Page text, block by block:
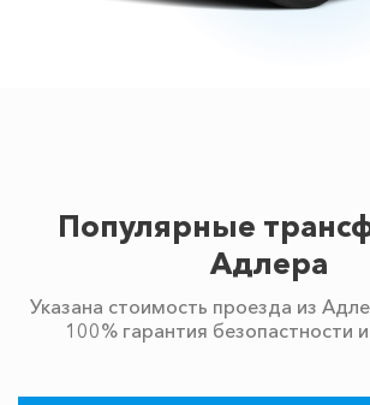
Популярные
Адлера
Указана стоимость проезда из
100% гарантия безопастности